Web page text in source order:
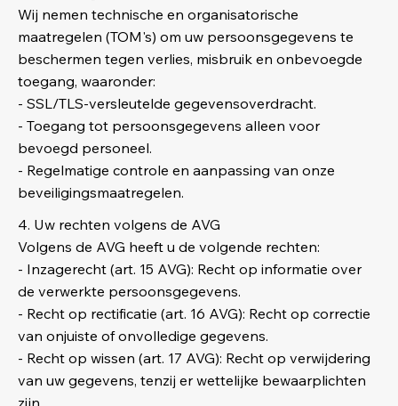
Wij nemen technische en organisatorische
maatregelen (TOM's) om uw persoonsgegevens te
beschermen tegen verlies, misbruik en onbevoegde
toegang, waaronder:
- SSL/TLS-versleutelde gegevensoverdracht.
- Toegang tot persoonsgegevens alleen voor
bevoegd personeel.
- Regelmatige controle en aanpassing van onze
beveiligingsmaatregelen.
4. Uw rechten volgens de AVG
Volgens de AVG heeft u de volgende rechten:
- Inzagerecht (art. 15 AVG): Recht op informatie over
de verwerkte persoonsgegevens.
- Recht op rectificatie (art. 16 AVG): Recht op correctie
van onjuiste of onvolledige gegevens.
- Recht op wissen (art. 17 AVG): Recht op verwijdering
van uw gegevens, tenzij er wettelijke bewaarplichten
zijn.